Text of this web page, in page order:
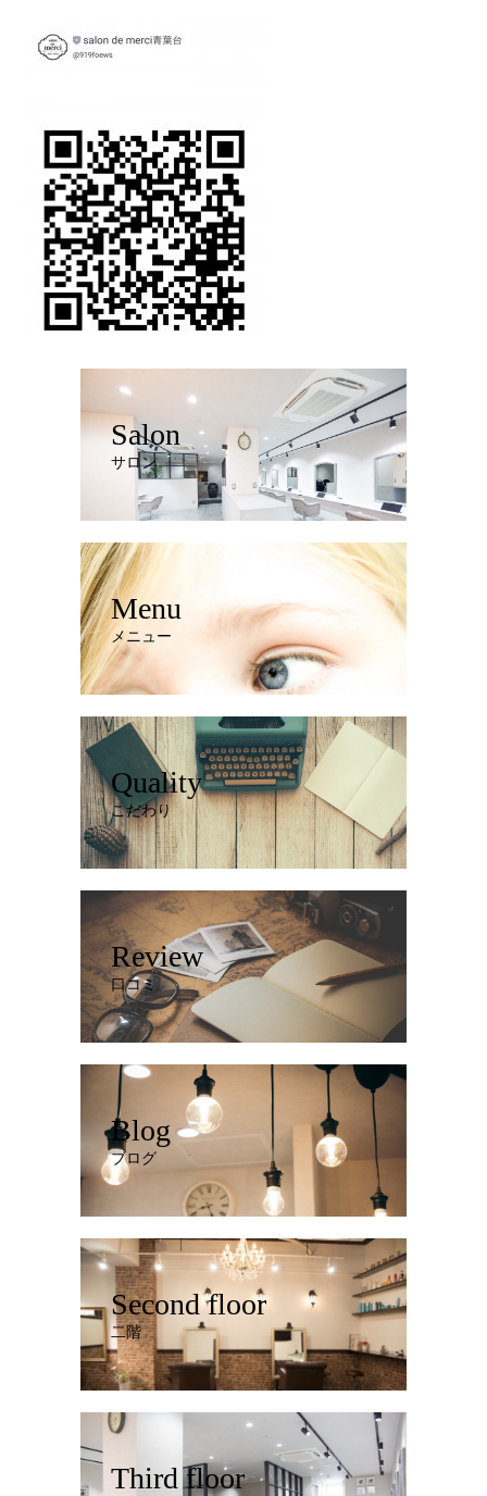
Salon
サロン
Menu
メニュー
Quality
こだわり
Review
口コミ
Blog
ブログ
Second floor
二階
Third floor